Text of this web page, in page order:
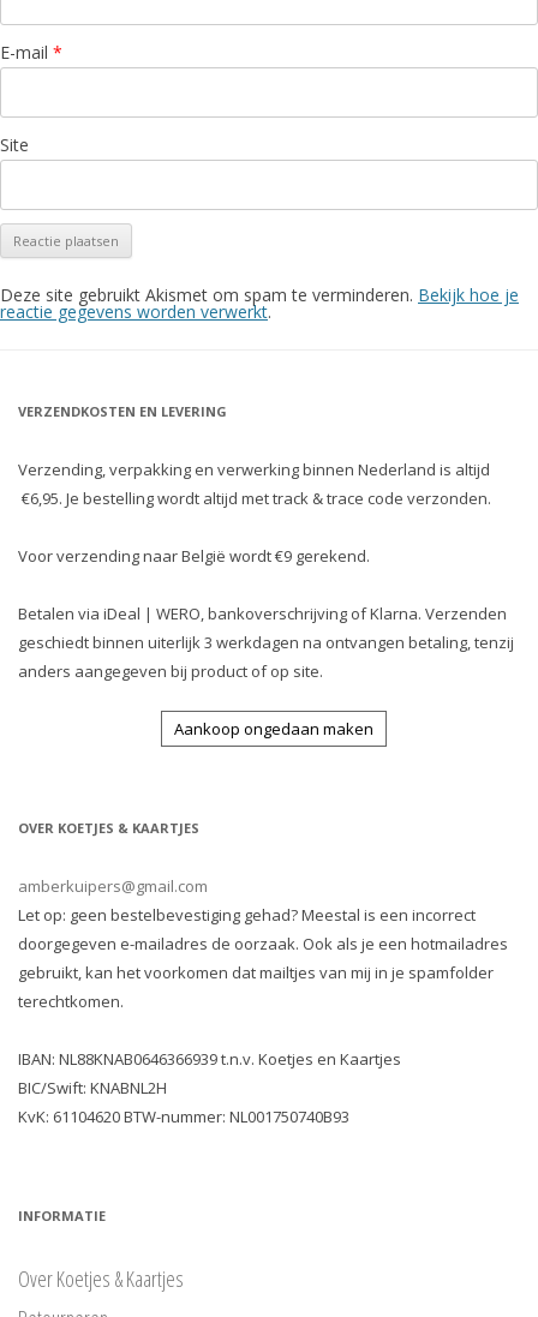
E-mail *
Site
Deze site gebruikt Akismet om spam te verminderen. Bekijk hoe je
reactie gegevens worden verwerkt.
VERZENDKOSTEN EN LEVERING
Verzending, verpakking en verwerking binnen Nederland is altijd
€6,95. Je bestelling wordt altijd met track & trace code verzonden.
Voor verzending naar België wordt €9 gerekend.
Betalen via iDeal | WERO, bankoverschrijving of Klarna. Verzenden
geschiedt binnen uiterlijk 3 werkdagen na ontvangen betaling, tenzij
anders aangegeven bij product of op site.
Aankoop ongedaan maken
OVER KOETJES & KAARTJES
amberkuipers@gmail.com
Let op: geen bestelbevestiging gehad? Meestal is een incorrect
doorgegeven e-mailadres de oorzaak. Ook als je een hotmailadres
gebruikt, kan het voorkomen dat mailtjes van mij in je spamfolder
terechtkomen.
IBAN: NL88KNAB0646366939 t.n.v. Koetjes en Kaartjes
BIC/Swift: KNABNL2H
KvK: 61104620 BTW-nummer: NL001750740B93
INFORMATIE
Over Koetjes & Kaartjes